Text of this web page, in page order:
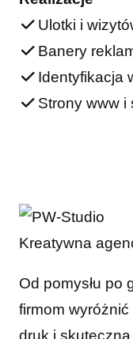
Ulotki i
Banery
Identyfikacja
Strony www i
Kreatywna
Od pomysłu po
firmom
druk i